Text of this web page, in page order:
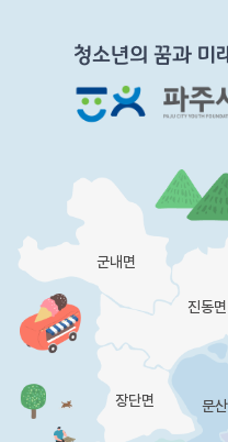
청소년의 꿈과 미
군내면
진동면
장단면 문